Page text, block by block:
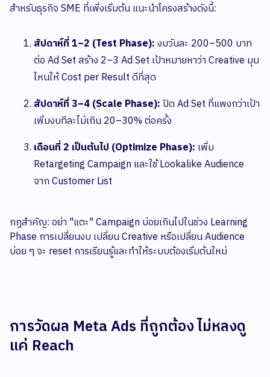
สำหรับธุรกิจ SME ที่เพิ่งเริ่มต้น แนะนำโครงสร้างดังนี้:
สัปดาห์ที่ 1–2 (Test Phase):งบวันละ 200–500 บาท
ต่อ Ad Set สร้าง 2–3 Ad Set เป้าหมายหาว่า Creative มุม
ไหนให้ Cost per Result ดีที่สุด
สัปดาห์ที่ 3–4 (Scale Phase):ปิด Ad Set ที่แพงกว่าเป้า
เพิ่มงบทีละไม่เกิน 20–30% ต่อครั้ง
เดือนที่ 2 เป็นต้นไป (Optimize Phase): เพิ่ม
Retargeting Campaign และใช้ Lookalike Audience
จาก Customer List
กฎสำคัญ: อย่า "แตะ" Campaign บ่อยเกินไปในช่วง Learning
Phase การเปลี่ยนงบ เปลี่ยน Creative หรือเปลี่ยน Audience
บ่อย ๆ จะ reset การเรียนรู้และทำให้ระบบต้องเริ่มต้นใหม่
การวัดผล Meta Ads ที่ถูกต้อง ไม่หลงดู
แค่ Reach